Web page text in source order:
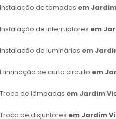
Instalação de tomadas em
Instalação de interruptores em
Instalação de luminárias em
Eliminação de curto circuito em
Troca de lâmpadas em Jardim
Troca de disjuntores em Jardim